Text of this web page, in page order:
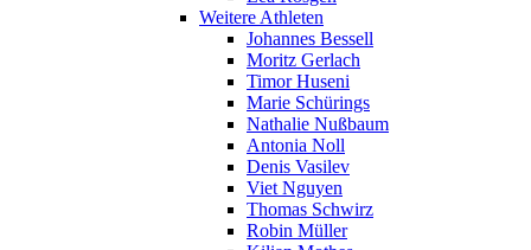
Weitere Athleten
Johannes Bessell
Moritz Gerlach
Timor Huseni
Marie Schürings
Nathalie Nußbaum
Antonia Noll
Denis Vasilev
Viet Nguyen
Thomas Schwirz
Robin Müller